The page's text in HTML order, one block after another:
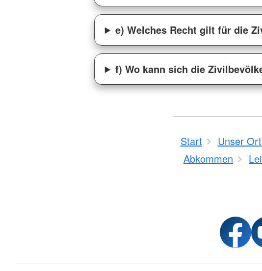
e) Welches Recht gilt für die
f) Wo kann sich die
Start Unser
Abkommen